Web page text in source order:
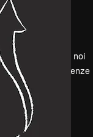
Lavora con noi
Cerca tendenze
Blog
Eventi
Slidesgo
Vendi i tuoi